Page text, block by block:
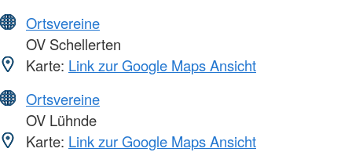
Ortsvereine
OV Schellerten
Karte: Link zur Google Maps Ansicht
Ortsvereine
OV Lühnde
Karte: Link zur Google Maps Ansicht